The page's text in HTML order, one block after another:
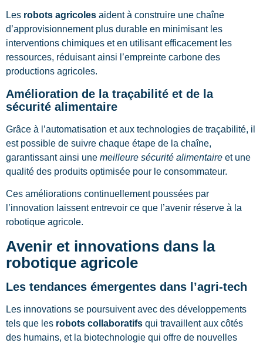
Les robots agricoles aident à construire une chaîne
d’approvisionnement plus durable en minimisant les
interventions chimiques et en utilisant efficacement les
ressources, réduisant ainsi l’empreinte carbone des
productions agricoles.
Amélioration de la traçabilité et de la
sécurité alimentaire
Grâce à l’automatisation et aux technologies de traçabilité, il
est possible de suivre chaque étape de la chaîne,
garantissant ainsi une meilleure sécurité alimentaire et une
qualité des produits optimisée pour le consommateur.
Ces améliorations continuellement poussées par
l’innovation laissent entrevoir ce que l’avenir réserve à la
robotique agricole.
Avenir et innovations dans la
robotique agricole
Les tendances émergentes dans l’agri-tech
Les innovations se poursuivent avec des développements
tels que les robots collaboratifs qui travaillent aux côtés
des humains, et la biotechnologie qui offre de nouvelles